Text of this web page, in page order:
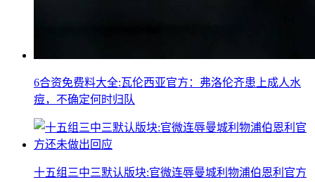
6合资免费料大全:瓦伦西亚官方：弗洛伦齐患上成人水
痘，不确定何时归队
十五组三中三默认版块:官微连辱曼城利物浦伯恩利官方